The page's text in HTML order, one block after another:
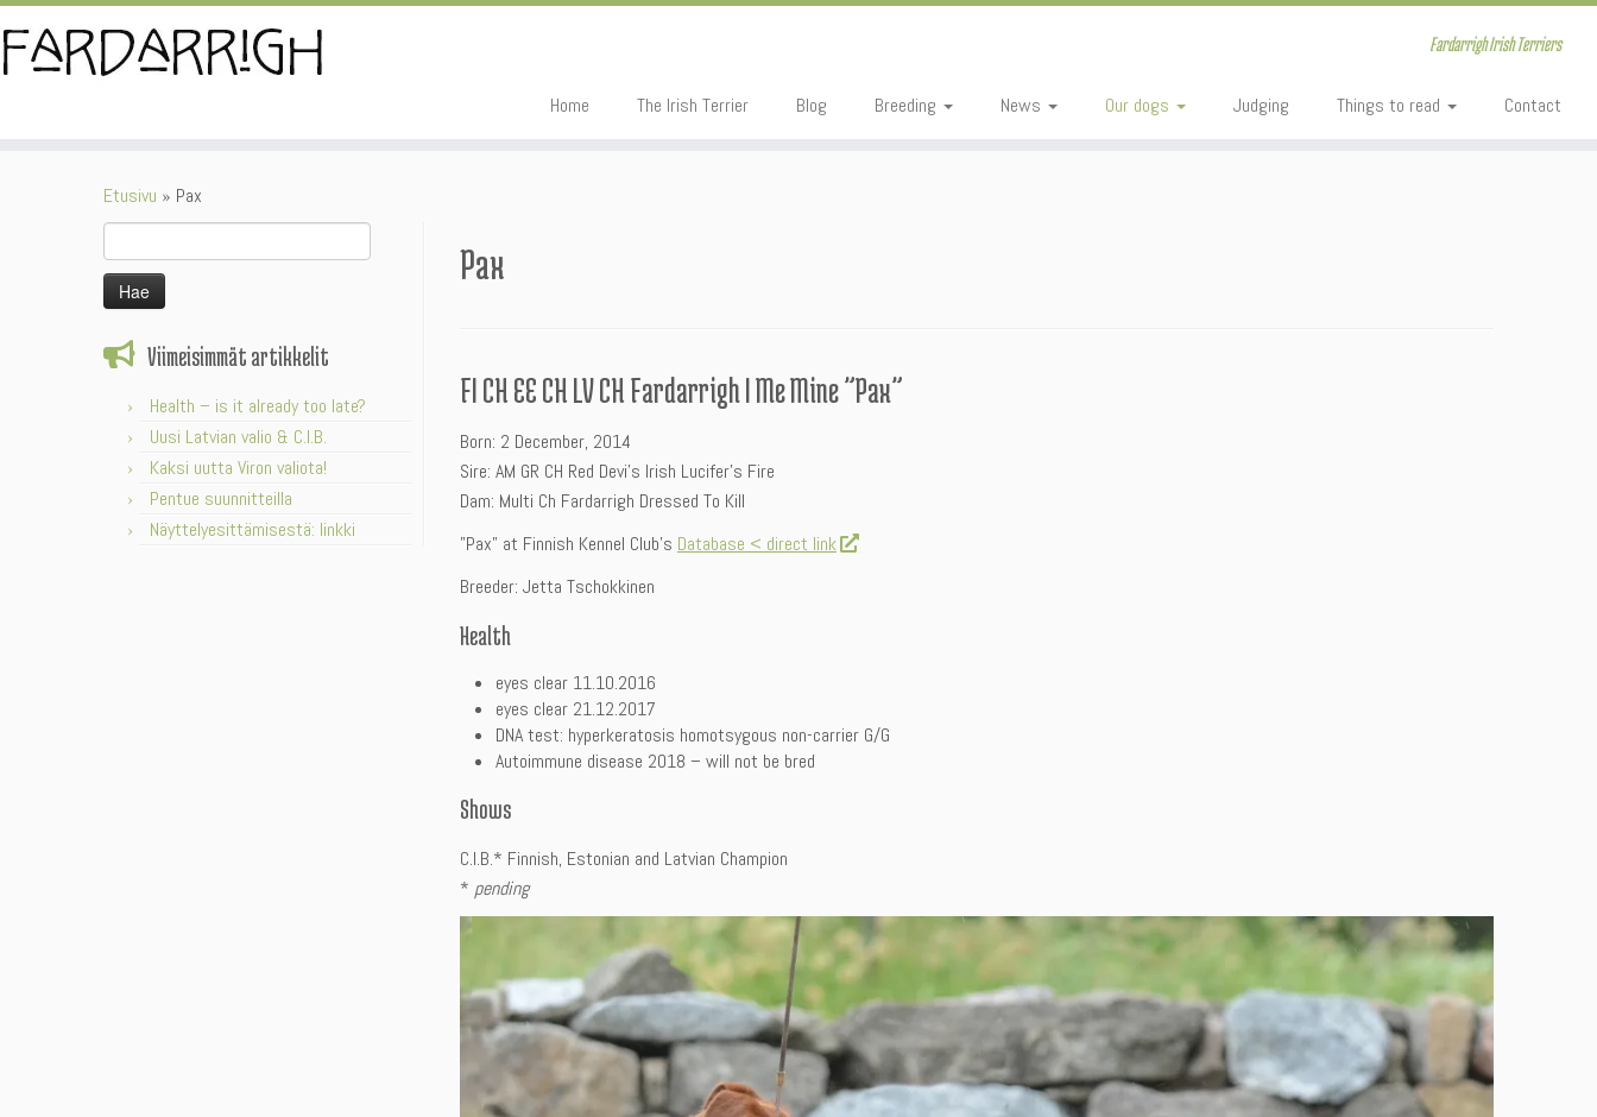
Skip
to
content
Fardarrigh Irish Terriers
Home The Irish Terrier Blog Breeding News Our dogs Judging Things to read Contact
Etusivu » Pax
Viimeisimmät artikkelit
Health – is it already too late?
Uusi Latvian valio & C.I.B.
Kaksi uutta Viron valiota!
Pentue suunnitteilla
Näyttelyesittämisestä: linkki
Pax
FI CH EE CH LV CH Fardarrigh I Me Mine ”Pax”
Born: 2 December, 2014
Sire: AM GR CH Red Devi’s Irish Lucifer’s Fire
Dam: Multi Ch Fardarrigh Dressed To Kill
”Pax” at Finnish Kennel Club’s Database < direct link
Breeder: Jetta Tschokkinen
Health
eyes clear 11.10.2016
eyes clear 21.12.2017
DNA test: hyperkeratosis homotsygous non-carrier G/G
Autoimmune disease 2018 – will not be bred
Shows
C.I.B.* Finnish, Estonian and Latvian Champion
* pending